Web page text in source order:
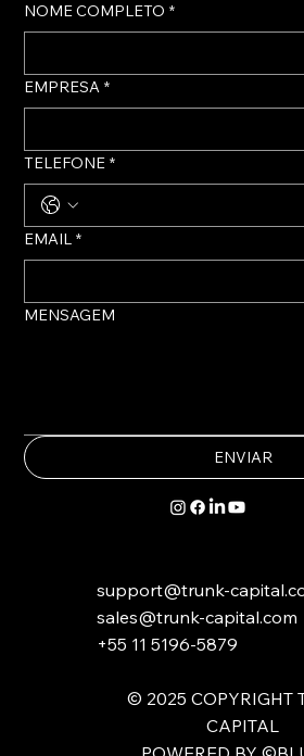
NOME COMPLETO *
EMPRESA *
TELEFONE *
EMAIL *
MENSAGEM
ENVIAR
support@trunk-
sales@trunk-capital.com
+55 11 5196-5879
​​© 2025 COPYRIGHT
CAPITAL